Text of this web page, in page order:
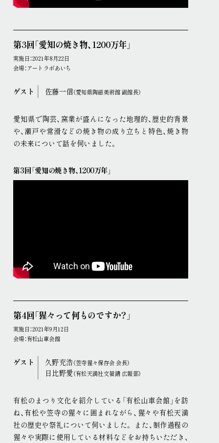
第3回「愛知の焼き物、1200万年」
実施日：2021年8月22日
会場：アートラボあいち
ゲスト 佐藤一信（愛知県陶磁美術館 副館長）
愛知県で陶芸、窯業が盛んになった地理的、歴史的背景
や、瀬戸や常滑などの焼き物の成り立ちと特色、焼き物
の未来について話を伺いました。
第3回「愛知の焼き物、1200万年」
第4回「猩々って何ものですか？」
実施日：2021年9月12日
会場：有松山車会館
ゲスト 久野充浩（笠寺猩々保存会 会長）
日比野愛（有松天満社文嶺講 広報部）
有松のまつり文化を紹介している「有松山車会館」を訪
ね、有松や笠寺の猩々に囲まれながら、猩々や有松天満
社の歴史や祭礼について伺いました。
また、制作過程の
猩々や実際に使用している材料などをお持ちいただき、